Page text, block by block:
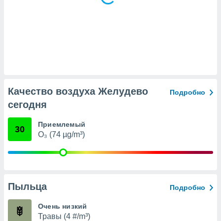
выбора
Качество воздуха Желудево
сегодня
Подробно
30 Приемлемый
O₃ (74 µg/m³)
Пыльца Подробно
Очень низкий
Травы (4 #/m³)